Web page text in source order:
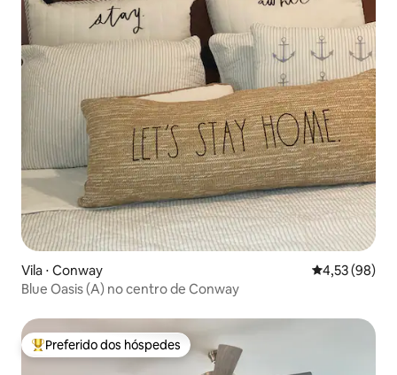
Vila ⋅ Conway 4,53 de uma
4,53 (98)
Blue Oasis (A) no centro de Conway
Entre os melhores preferidos dos hóspedes
Preferido dos hóspedes